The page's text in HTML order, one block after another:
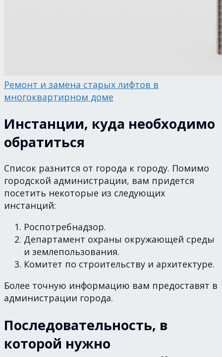
Ремонт и замена старых лифтов в
многоквартирном доме
Инстанции, куда необходимо
обратиться
Список разнится от города к городу. Помимо
городской администрации, вам придется
посетить некоторые из следующих
инстанций:
Роспотребнадзор.
Департамент охраны окружающей среды
и землепользования.
Комитет по строительству и архитектуре.
Более точную информацию вам предоставят в
администрации города.
Последовательность, в
которой нужно